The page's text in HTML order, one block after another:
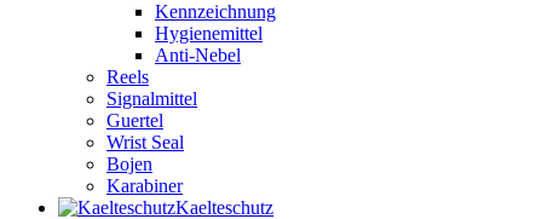
Kennzeichnung
Hygienemittel
Anti-Nebel
Reels
Signalmittel
Guertel
Wrist Seal
Bojen
Karabiner
Kaelteschutz